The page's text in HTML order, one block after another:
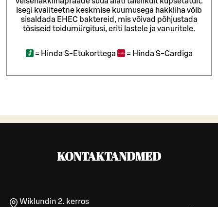
Isegi kvaliteetne keskmise kuumusega hakkliha võib
sisaldada EHEC baktereid, mis võivad põhjustada
tõsiseid toidumürgitusi, eriti lastele ja vanuritele.
= Hinda S-Etukorttega = Hinda S-Cardiga
KONTAKTANDMED
Wiklundin 2. kerros